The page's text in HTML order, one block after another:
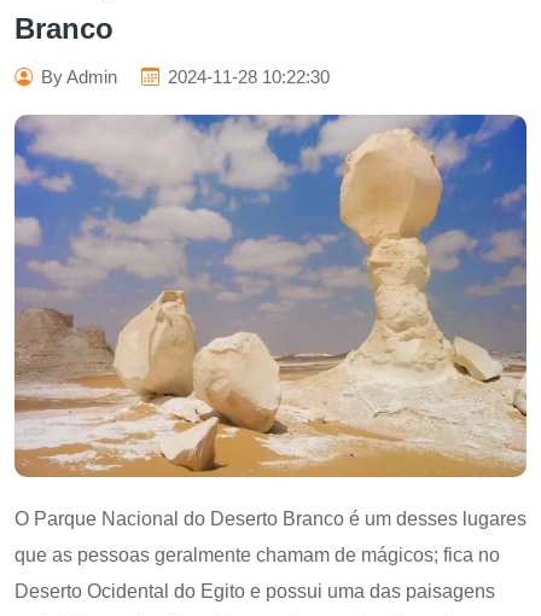
Branco
By Admin 2024-11-28 10:22:30
O Parque Nacional do Deserto Branco é um desses lugares
que as pessoas geralmente chamam de mágicos; fica no
Deserto Ocidental do Egito e possui uma das paisagens